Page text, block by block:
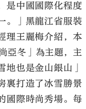
是中國國際化程度
。」黑龍江省服裝
理王麗梅介紹，本
亞冬」為主題，主
也是金山銀山」
裏打造了冰雪勝景
國際時尚秀場。每